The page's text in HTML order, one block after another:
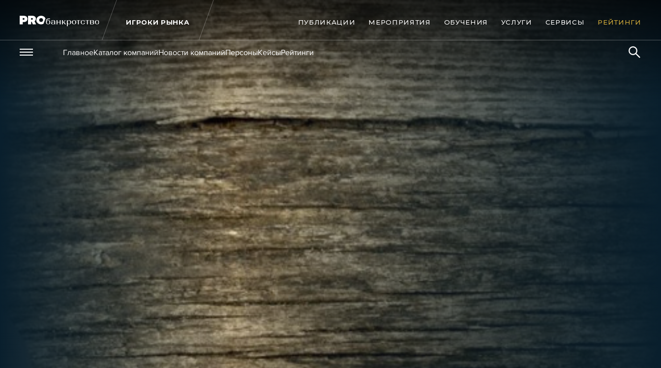
ИГРОКИ РЫНКА ПУБЛИКАЦИИ МЕРОПРИЯТИЯ ОБУЧЕНИЯ УСЛУГИ СЕРВИСЫ РЕЙТИНГИ
Везде
ГлавноеКаталог компанийНовости компанийПерсоныКейсыРейтинги
Новости СтатьиЭксперт PROИнтервьюКрупные банкротстваСюжеты
Мероприятия ОбученияОнлайн-обучения Книги
Игроки рынка
Компании ПерсоныКейсы